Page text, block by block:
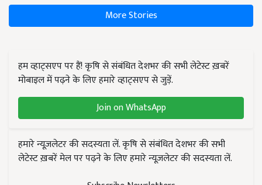
More Stories
हम व्हाट्सएप पर हैं! कृषि से संबंधित देशभर की सभी लेटेस्ट ख़बरें
मोबाइल में पढ़ने के लिए हमारे व्हाट्सएप से जुड़ें.
Join on WhatsApp
हमारे न्यूज़लेटर की सदस्यता लें. कृषि से संबंधित देशभर की सभी
लेटेस्ट ख़बरें मेल पर पढ़ने के लिए हमारे न्यूज़लेटर की सदस्यता लें.